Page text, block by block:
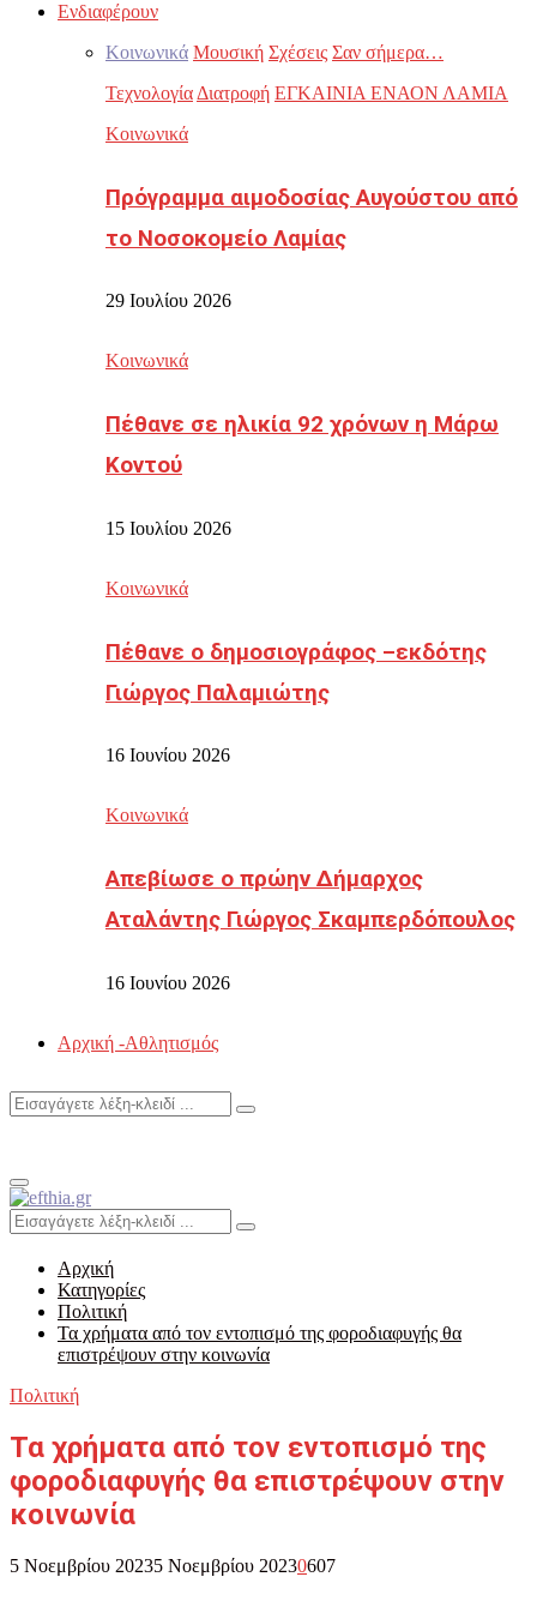
Ενδιαφέρουν
Κοινωνικά Μουσική Σχέσεις Σαν σήμερα…
Τεχνολογία Διατροφή ΕΓΚΑΙΝΙΑ ΕΝΑΟΝ ΛΑΜΙΑ
Κοινωνικά
Πρόγραμμα αιμοδοσίας Αυγούστου από
το Νοσοκομείο Λαμίας
29 Ιουλίου 2026
Κοινωνικά
Πέθανε σε ηλικία 92 χρόνων η Μάρω
Κοντού
15 Ιουλίου 2026
Κοινωνικά
Πέθανε ο δημοσιογράφος –εκδότης
Γιώργος Παλαμιώτης
16 Ιουνίου 2026
Κοινωνικά
Απεβίωσε ο πρώην Δήμαρχος
Αταλάντης Γιώργος Σκαμπερδόπουλος
16 Ιουνίου 2026
Αρχική -Αθλητισμός
Search
Search
Primary
Menu
Search
for:
Search
Αρχική
Κατηγορίες
Πολιτική
Τα χρήματα από τον εντοπισμό της φοροδιαφυγής θα
επιστρέψουν στην κοινωνία
Πολιτική
Τα χρήματα από τον εντοπισμό της
φοροδιαφυγής θα επιστρέψουν στην
κοινωνία
5 Νοεμβρίου 20235 Νοεμβρίου 20230607